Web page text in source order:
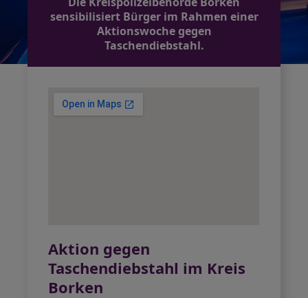
sensibilisiert Bürger im Rahmen einer
Aktionswoche gegen
Taschendiebstahl.
Aktion gegen
Taschendiebstahl im Kreis
Borken